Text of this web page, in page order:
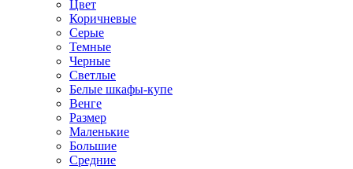
Цвет
Коричневые
Серые
Темные
Черные
Светлые
Белые шкафы-купе
Венге
Размер
Маленькие
Большие
Средние